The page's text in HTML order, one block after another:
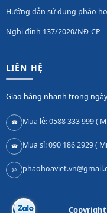
Hướng dẫn sử dụng pháo
Nghị định 137/2020/NĐ-CP
LIÊN HỆ
Giao hàng nhanh trong ngày
☎ Mua lẻ: 0588 333 999 (
☎ Mua sỉ: 090 186 2929 (
@
Copyright